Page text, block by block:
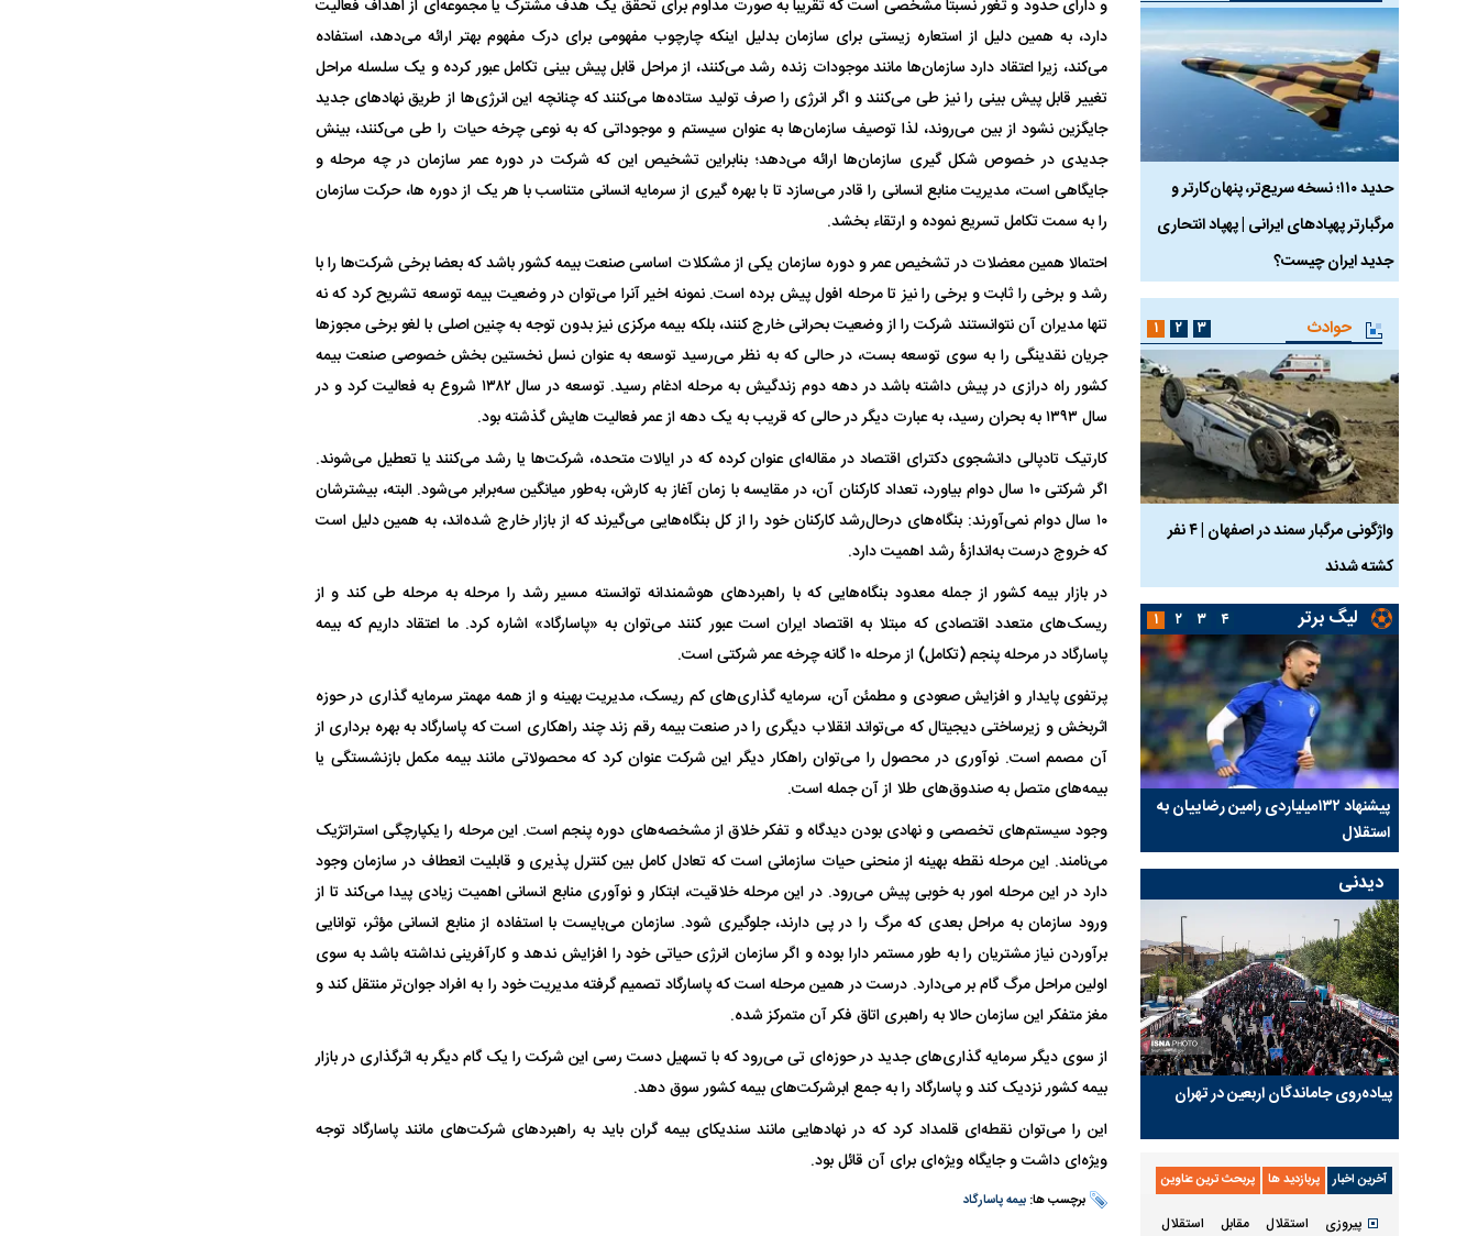
و دارای حدود و ثغور نسبتا مشخصی است که تقریباً به صورت مداوم برای تحقق یک هدف مشترک یا مجموعه‌ای از اهداف فعالیت
دارد، به همین دلیل از استعاره زیستی برای سازمان بدلیل اینکه چارچوب مفهومی برای درک مفهوم بهتر ارائه می‌دهد، استفاده
می‌کند، زیرا اعتقاد دارد سازمان‌ها مانند موجودات زنده رشد می‌کنند، از مراحل قابل پیش بینی تکامل عبور کرده و یک سلسله مراحل
تغییر قابل پیش بینی را نیز طی می‌کنند و اگر انرژی را صرف تولید ستاده‌ها می‌کنند که چنانچه این انرژی‌ها از طریق نهاد‌های جدید
جایگزین نشود از بین می‌روند، لذا توصیف سازمان‌ها به عنوان سیستم و موجوداتی که به نوعی چرخه حیات را طی می‌کنند، بینش
جدیدی در خصوص شکل گیری سازمان‌ها ارائه می‌دهد؛ بنابراین تشخیص این که شرکت در دوره عمر سازمان در چه مرحله و
جایگاهی است، مدیریت منابع انسانی را قادر می‌سازد تا با بهره گیری از سرمایه انسانی متناسب با هر یک از دوره ها، حرکت سازمان
را به سمت تکامل تسریع نموده و ارتقاء بخشد.
احتمالا همین معضلات در تشخیص عمر و دوره سازمان یکی از مشکلات اساسی صنعت بیمه کشور باشد که بعضا برخی شرکت‌ها را با
رشد و برخی را ثابت و برخی را نیز تا مرحله افول پیش برده است. نمونه اخیر آنرا می‌توان در وضعیت بیمه توسعه تشریح کرد که نه
تنها مدیران آن نتوانستند شرکت را از وضعیت بحرانی خارج کنند، بلکه بیمه مرکزی نیز بدون توجه به چنین اصلی با لغو برخی مجوز‌ها
جریان نقدینگی را به سوی توسعه بست، در حالی که به نظر می‌رسید توسعه به عنوان نسل نخستین بخش خصوصی صنعت بیمه
کشور راه درازی در پیش داشته باشد در دهه دوم زندگیش به مرحله ادغام رسید. توسعه در سال ۱۳۸۲ شروع به فعالیت کرد و در
سال ۱۳۹۳ به بحران رسید، به عبارت دیگر در حالی که قریب به یک دهه از عمر فعالیت هایش گذشته بود.
کارتیک تادپالی دانشجوی دکترای اقتصاد در مقاله‌ای عنوان کرده که در ایالات متحده، شرکت‌ها یا رشد می‌کنند یا تعطیل می‌شوند.
اگر شرکتی ۱۰ سال دوام بیاورد، تعداد کارکنان آن، در مقایسه با زمان آغاز به کارش، به‌طور میانگین سه‌برابر می‌شود. البته، بیشترشان
۱۰ سال دوام نمی‌آورند: بنگاه‌های درحال‌رشد کارکنان خود را از کل بنگاه‌هایی می‌گیرند که از بازار خارج شده‌اند، به همین دلیل است
که خروج درست به‌اندازۀ رشد اهمیت دارد.
در بازار بیمه کشور از جمله معدود بنگاه‌هایی که با راهبرد‌های هوشمندانه توانسته مسیر رشد را مرحله به مرحله طی کند و از
ریسک‌های متعدد اقتصادی که مبتلا به اقتصاد ایران است عبور کنند می‌توان به «پاسارگاد» اشاره کرد. ما اعتقاد داریم که بیمه
پاسارگاد در مرحله پنجم (تکامل) از مرحله ۱۰ گانه چرخه عمر شرکتی است.
پرتفوی پایدار و افزایش صعودی و مطمئن آن، سرمایه گذاری‌های کم ریسک، مدیریت بهینه و از همه مهمتر سرمایه گذاری در حوزه
اثربخش و زیرساختی دیجیتال که می‌تواند انقلاب دیگری را در صنعت بیمه رقم زند چند راهکاری است که پاسارگاد به بهره برداری از
آن مصمم است. نوآوری در محصول را می‌توان راهکار دیگر این شرکت عنوان کرد که محصولاتی مانند بیمه مکمل بازنشستگی یا
بیمه‌های متصل به صندوق‌های طلا از آن جمله است.
وجود سیستم‌های تخصصی و نهادی بودن دیدگاه و تفکر خلاق از مشخصه‌های دوره پنجم است. این مرحله را یکپارچگی استراتژیک
می‌نامند. این مرحله نقطه بهینه از منحنی حیات سازمانی است که تعادل کامل بین کنترل پذیری و قابلیت انعطاف در سازمان وجود
دارد در این مرحله امور به خوبی پیش می‌رود. در این مرحله خلاقیت، ابتکار و نوآوری منابع انسانی اهمیت زیادی پیدا می‌کند تا از
ورود سازمان به مراحل بعدی که مرگ را در پی دارند، جلوگیری شود. سازمان می‌بایست با استفاده از منابع انسانی مؤثر، توانایی
برآوردن نیاز مشتریان را به طور مستمر دارا بوده و اگر سازمان انرژی حیاتی خود را افزایش ندهد و کارآفرینی نداشته باشد به سوی
اولین مراحل مرگ گام بر می‌دارد. درست در همین مرحله است که پاسارگاد تصمیم گرفته مدیریت خود را به افراد جوان‌تر منتقل کند و
مغز متفکر این سازمان حالا به راهبری اتاق فکر آن متمرکز شده.
از سوی دیگر سرمایه گذاری‌های جدید در حوزه‌ای تی می‌رود که با تسهیل دست رسی این شرکت را یک گام دیگر به اثرگذاری در بازار
بیمه کشور نزدیک کند و پاسارگاد را به جمع ابرشرکت‌های بیمه کشور سوق دهد.
این را می‌توان نقطه‌ای قلمداد کرد که در نهاد‌هایی مانند سندیکای بیمه گران باید به راهبرد‌های شرکت‌های مانند پاسارگاد توجه
ویژه‌ای داشت و جایگاه ویژه‌ای برای آن قائل بود.
برچسب ها: بیمه پاسارگاد
حدید ۱۱۰؛ نسخه سریع‌تر، پنهان‌کارتر و
مرگبارتر پهپادهای ایرانی | پهپاد انتحاری
جدید ایران چیست؟
هواپیمای مرموز E-11A BACN چیست؟
فضاپیمای «استارشیپ» ایلان ماسک
چیست؟
حدید ۱۱۰؛ نسخه سریع‌تر، پنهان‌کارتر و
جدید ایران چیست؟
هواپیمای مرموز E-11A BACN چیست؟
حوادث
واژگونی مرگبار سمند در اصفهان | ۴ نفر
کشته شدند
عکس| ماجرای کشف جسد ناشناس که
توسط حیوانات خورده شد
مرگ دلخراش دختر ۱۸ ساله بر اثر برق
گرفتگی
واژگونی مرگبار سمند در اصفهان | ۴ نفر
عکس| ماجرای کشف جسد ناشناس که
۱ ۲ ۳
لیگ برتر
پیشنهاد ۱۳۲میلیاردی رامین رضاییان به
استقلال
بازگشت اندونگ به استقلال منتفی شد؛
هافبک گابنی در آستانه انتخاب تیم جدید
اولین چالش حقوقی استقلال
پیش از شروع لیگ
استقلال
۱ ۲ ۳ ۴
دیدنی
پیاده‌روی جاماندگان اربعین در تهران
آخرین اخبار پربازدید ها پربحث ترین عناوین
پیروزی استقلال مقابل استقلال